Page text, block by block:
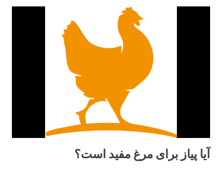
ها معمولا از چه سنی شروع به تخم گذاری می کنند؟ به طور متوسط ​​
مرغ های جوان در حدود 6 ماهگی شروع به تخم گذاری می کنند یا به
هفتگی شروع به تخم گذاری کنند، در حالی که برخی دیگر ممکن است
28 تا 32 هفته (نزدیک به 8 ماهگی) طول بدهند! در طول سال‌ها، ما
بطور تجربی متوجه شدیم که حدود 20 تا 22 هفتگی رایج‌ترین سن
برای شروع تخم‌گذاری مرغ‌های ما بود. نژاد مرغ و تخم گذاری علاوه بر
آیا پیاز برای مرغ مفید است؟